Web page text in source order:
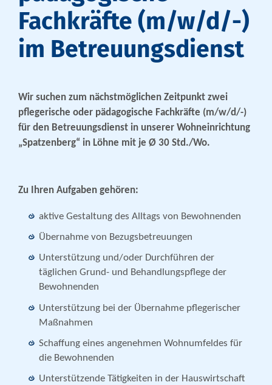
Fachkräfte (m/w/d/-)
im Betreuungsdienst
Wir suchen zum nächstmöglichen Zeitpunkt zwei
pflegerische oder pädagogische Fachkräfte (m/w/d/-)
für den Betreuungsdienst in unserer Wohneinrichtung
„Spatzenberg“ in Löhne mit je Ø 30 Std./Wo.
Zu Ihren Aufgaben gehören:
aktive Gestaltung des Alltags von Bewohnenden
Übernahme von Bezugsbetreuungen
Unterstützung und/oder Durchführen der
täglichen Grund- und Behandlungspflege der
Bewohnenden
Unterstützung bei der Übernahme pflegerischer
Maßnahmen
Schaffung eines angenehmen Wohnumfeldes für
die Bewohnenden
Unterstützende Tätigkeiten in der Hauswirtschaft